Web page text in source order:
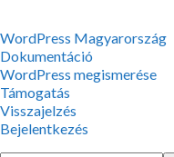
WordPress,
a
csodás
WordPress Magyarország
Dokumentáció
WordPress megismerése
Támogatás
Visszajelzés
Bejelentkezés